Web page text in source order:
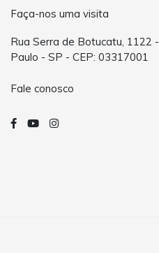
Faça-nos uma visita
Rua Serra de Botucatu, 1122
Paulo - SP - CEP: 03317001
Fale conosco